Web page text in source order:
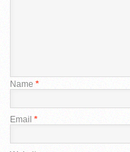
Name *
Email *